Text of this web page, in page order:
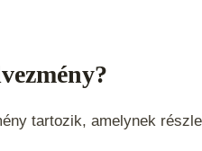
tartozik, amelynek